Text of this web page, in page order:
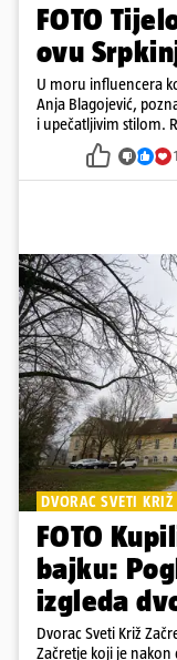
FOTO
ovu
U moru influencera
Anja Blagojević,
i upečatljivim stilom.
Dubaiju, Anja je spoj
DVORAC SVETI KRIŽ
FOTO
bajku:
izgleda
Dvorac Sveti Križ
Začretje koji je